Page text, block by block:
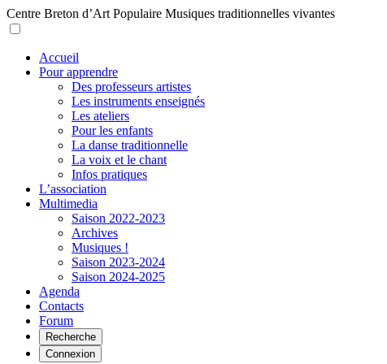
Centre Breton d’Art Populaire Musiques traditionnelles vivantes
Accueil
Pour apprendre
Des professeurs artistes
Les instruments enseignés
Les ateliers
Pour les enfants
La danse traditionnelle
La voix et le chant
Infos pratiques
L’association
Multimedia
Saison 2022-2023
Archives
Musiques !
Saison 2023-2024
Saison 2024-2025
Agenda
Contacts
Forum
Recherche
Connexion